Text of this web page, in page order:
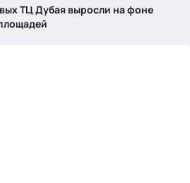
ТЦ Дубая выросли на фоне